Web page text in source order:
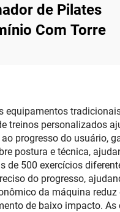
de Pilates
Com Torre
treinos personalizados
progresso do usuário,
postura e técnica,
500 exercícios
do progresso,
da máquina
de baixo impacto.